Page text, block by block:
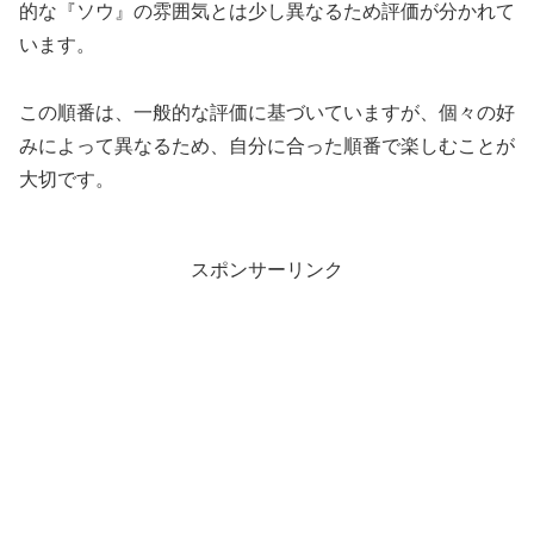
的な『ソウ』の雰囲気とは少し異なるため評価が分かれて
います。
この順番は、一般的な評価に基づいていますが、個々の好
みによって異なるため、自分に合った順番で楽しむことが
大切です。
スポンサーリンク